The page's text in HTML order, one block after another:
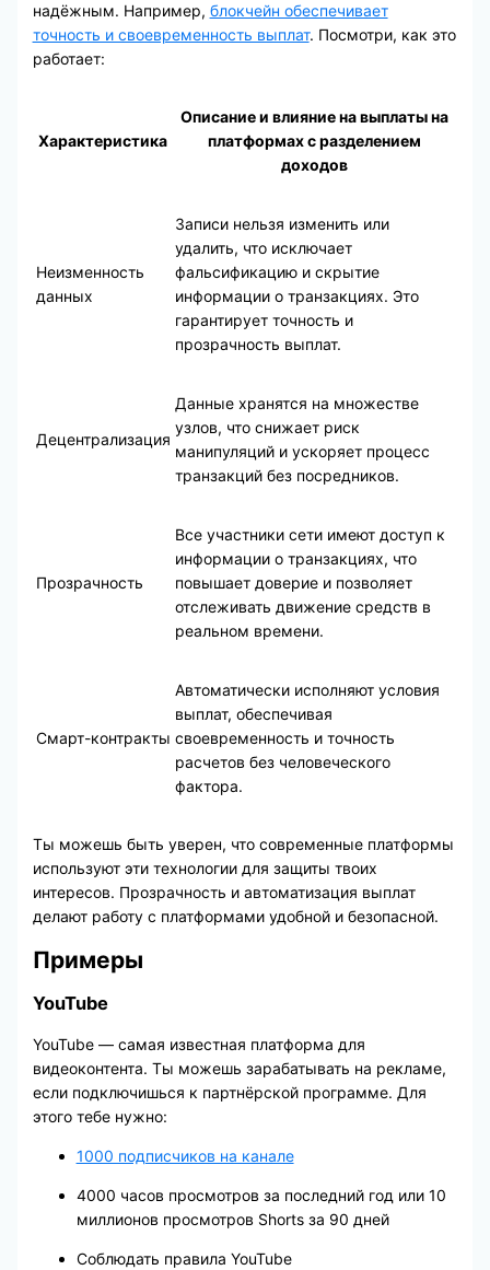
надёжным. Например, блокчейн обеспечивает
точность и своевременность выплат. Посмотри, как это
работает:
Характеристика
Описание и влияние на выплаты на
платформах с разделением
доходов
Неизменность
данных
Записи нельзя изменить или
удалить, что исключает
фальсификацию и скрытие
информации о транзакциях. Это
гарантирует точность и
прозрачность выплат.
Децентрализация
Данные хранятся на множестве
узлов, что снижает риск
манипуляций и ускоряет процесс
транзакций без посредников.
Прозрачность
Все участники сети имеют доступ к
информации о транзакциях, что
повышает доверие и позволяет
отслеживать движение средств в
реальном времени.
Смарт-контракты
Автоматически исполняют условия
выплат, обеспечивая
своевременность и точность
расчетов без человеческого
фактора.
Ты можешь быть уверен, что современные платформы
используют эти технологии для защиты твоих
интересов. Прозрачность и автоматизация выплат
делают работу с платформами удобной и безопасной.
Примеры
YouTube
YouTube — самая известная платформа для
видеоконтента. Ты можешь зарабатывать на рекламе,
если подключишься к партнёрской программе. Для
этого тебе нужно:
1000 подписчиков на канале
4000 часов просмотров за последний год или 10
миллионов просмотров Shorts за 90 дней
Соблюдать правила YouTube